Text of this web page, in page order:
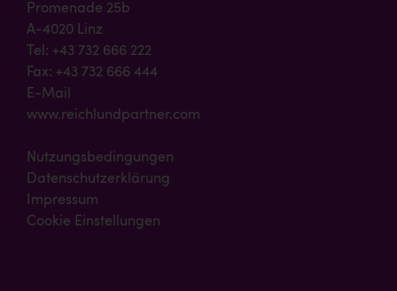
Promenade 25b
A-4020 Linz
Tel: +43 732 666 222
Fax: +43 732 666 444
E-Mail
www.reichlundpartner.com
Nutzungsbedingungen
Datenschutzerklärung
Impressum
Cookie Einstellungen